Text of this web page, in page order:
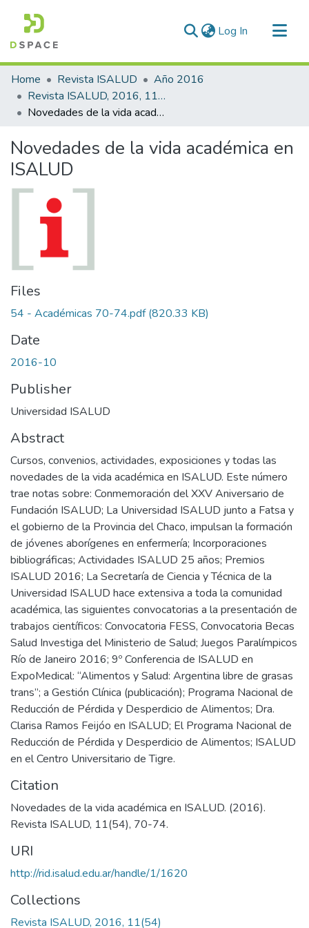
Log In (current)
Communities & Collections
All of DSpace
Statistics
Home Revista ISALUD
Año 2016
Revista ISALUD, 2016, 11(54)
Novedades de la vida académica en ISALUD
Novedades de la vida académica en
ISALUD
Files
54 - Académicas 70-74.pdf(820.33 KB)
Date
2016-10
Publisher
Universidad ISALUD
Abstract
Cursos, convenios, actividades, exposiciones y todas las
novedades de la vida académica en ISALUD. Este número
trae notas sobre: Conmemoración del XXV Aniversario de
Fundación ISALUD; La Universidad ISALUD junto a Fatsa y
el gobierno de la Provincia del Chaco, impulsan la formación
de jóvenes aborígenes en enfermería; Incorporaciones
bibliográficas; Actividades ISALUD 25 años; Premios
ISALUD 2016; La Secretaría de Ciencia y Técnica de la
Universidad ISALUD hace extensiva a toda la comunidad
académica, las siguientes convocatorias a la presentación de
trabajos científicos: Convocatoria FESS, Convocatoria Becas
Salud Investiga del Ministerio de Salud; Juegos Paralímpicos
Río de Janeiro 2016; 9º Conferencia de ISALUD en
ExpoMedical: “Alimentos y Salud: Argentina libre de grasas
trans”; a Gestión Clínica (publicación); Programa Nacional de
Reducción de Pérdida y Desperdicio de Alimentos; Dra.
Clarisa Ramos Feijóo en ISALUD; El Programa Nacional de
Reducción de Pérdida y Desperdicio de Alimentos; ISALUD
en el Centro Universitario de Tigre.
Citation
Novedades de la vida académica en ISALUD. (2016).
Revista ISALUD, 11(54), 70-74.
URI
http://rid.isalud.edu.ar/handle/1/1620
Collections
Revista ISALUD, 2016, 11(54)